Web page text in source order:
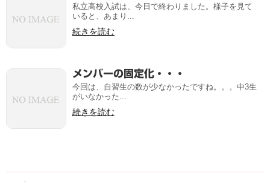
私立高校入試は、今日で終わりました。様子を見て
いると、あまり...
続きを読む
メンバーの固定化・・・
今回は、自習生の数が少なかったですね。。。中3生
がいなかった...
続きを読む